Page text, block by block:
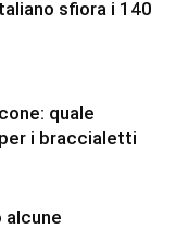
sfiora i 140
quale
i braccialetti
alcune